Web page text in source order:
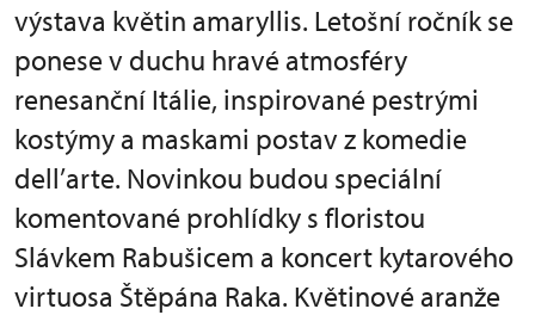
výstava květin amaryllis. Letošní ročník se
ponese v duchu hravé atmosféry
renesanční Itálie, inspirované pestrými
kostýmy a maskami postav z komedie
dell’arte. Novinkou budou speciální
komentované prohlídky s floristou
Slávkem Rabušicem a koncert kytarového
virtuosa Štěpána Raka. Květinové aranže